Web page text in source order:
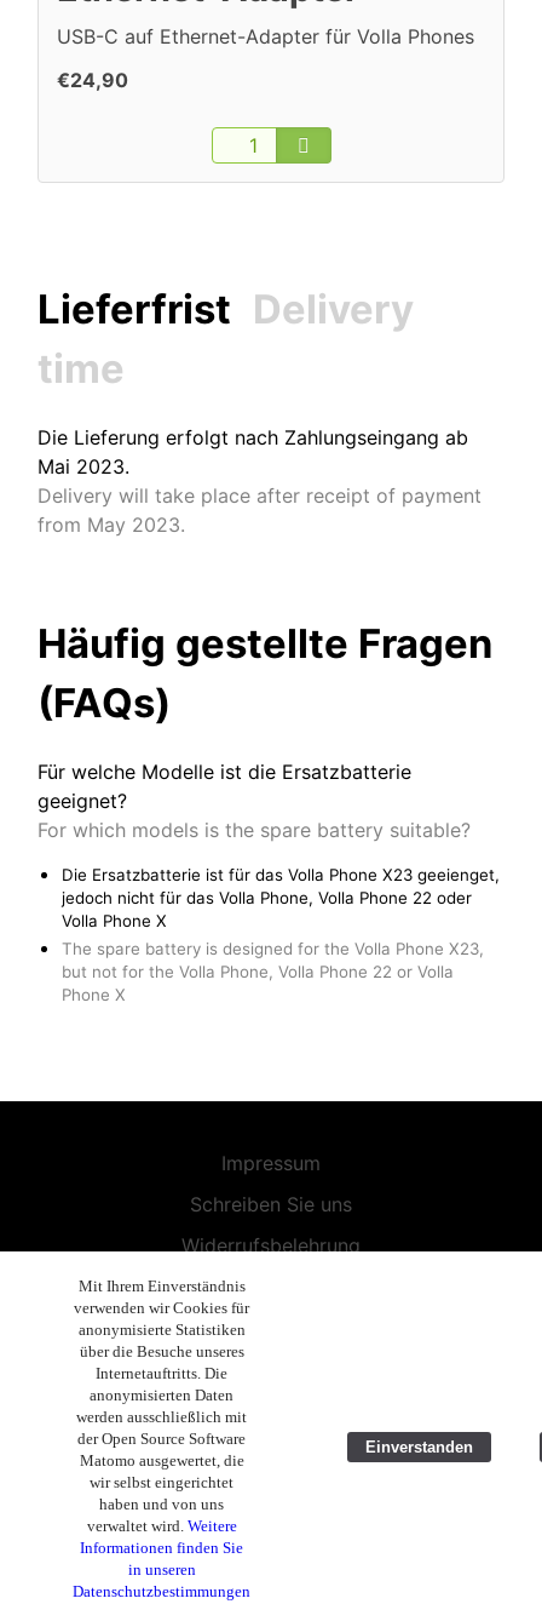
USB-C auf Ethernet-Adapter für Volla Phones
€24,90
Lieferfrist Delivery
time
Die Lieferung erfolgt nach Zahlungseingang ab
Mai 2023.
Delivery will take place after receipt of payment
from May 2023.
Häufig gestellte Fragen
(FAQs)
Für welche Modelle ist die Ersatzbatterie
geeignet?
For which models is the spare battery suitable?
Die Ersatzbatterie ist für das Volla Phone X23 geeienget,
jedoch nicht für das Volla Phone, Volla Phone 22 oder
Volla Phone X
The spare battery is designed for the Volla Phone X23,
but not for the Volla Phone, Volla Phone 22 or Volla
Phone X
Impressum
Schreiben Sie uns
Widerrufsbelehrung
Allgemeine Geschäftsbedingungen
Endbenutzer-Lizenzvereinbarung
Datenschutzerklärung
Geschäftsethik
Copyright 2019 - 2026 Volla Systeme GmbH
Mit Ihrem Einverständnis
verwenden wir Cookies für
anonymisierte Statistiken
über die Besuche unseres
Internetauftritts. Die
anonymisierten Daten
werden ausschließlich mit
der Open Source Software
Matomo ausgewertet, die
wir selbst eingerichtet
haben und von uns
verwaltet wird. Weitere
Informationen finden Sie
in unseren
Datenschutzbestimmungen
Einverstanden